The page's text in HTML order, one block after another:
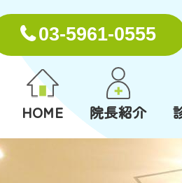
03-5961-0555
HOME 院長紹介